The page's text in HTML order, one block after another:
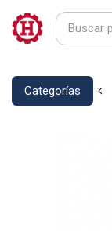
Categorías